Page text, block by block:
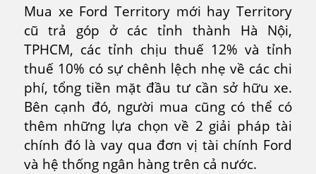
Mua xe Ford Territory mới hay Territory
cũ trả góp ở các tỉnh thành Hà Nội,
TPHCM, các tỉnh chịu thuế 12% và tỉnh
thuế 10% có sự chênh lệch nhẹ về các chi
phí, tổng tiền mặt đầu tư cần sở hữu xe.
Bên cạnh đó, người mua cũng có thể có
thêm những lựa chọn về 2 giải pháp tài
chính đó là vay qua đơn vị tài chính Ford
và hệ thống ngân hàng trên cả nước.